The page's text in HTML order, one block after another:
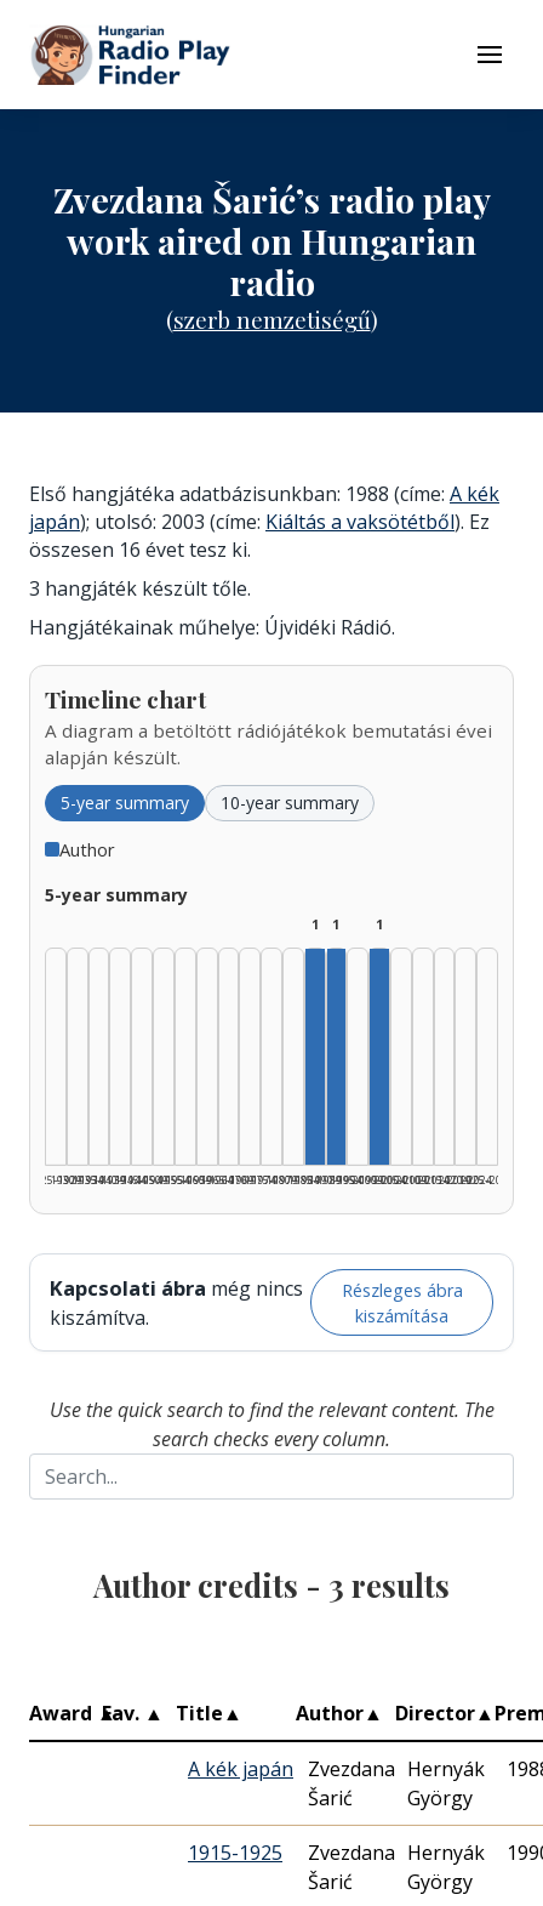
To contents
Menu
Zvezdana Šarić’s radio play
work aired on Hungarian
radio
(szerb nemzetiségű)
Első hangjátéka adatbázisunkban: 1988 (címe: A kék
japán); utolsó: 2003 (címe: Kiáltás a vaksötétből). Ez
összesen 16 évet tesz ki.
3 hangjáték készült tőle.
Hangjátékainak műhelye: Újvidéki Rádió.
Timeline chart
A diagram a betöltött rádiójátékok bemutatási évei
alapján készült.
5-year summary 10-year summary
Author
5-year summary
1925–1929
1930–1934
1935–1939
1940–1944
1945–1949
1950–1954
1955–1959
1960–1964
1965–1969
1970–1974
1975–1979
1980–1984
1
1985–1989
1
1990–1994
1995–1999
1
2000–2004
2005–2009
2010–2014
2015–2019
2020–2024
2025–2026
Kapcsolati ábra még nincs
kiszámítva.
Részleges ábra
kiszámítása
Use the quick search to find the relevant content. The
search checks every column.
Author credits - 3 results
Award ▲
Fav. ▲ Title▲ Author▲ Director▲
A kék japán
Zvezdana
Šarić
Hernyák
György
1915-1925
Zvezdana
Šarić
Hernyák
György